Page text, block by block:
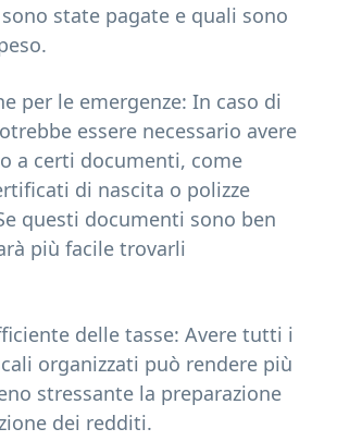
state pagate e quali sono
per le emergenze: In caso di
essere necessario avere
a certi documenti, come
di nascita o polizze
questi documenti sono ben
più facile trovarli
delle tasse: Avere tutti i
organizzati può rendere più
stressante la preparazione
dei redditi.